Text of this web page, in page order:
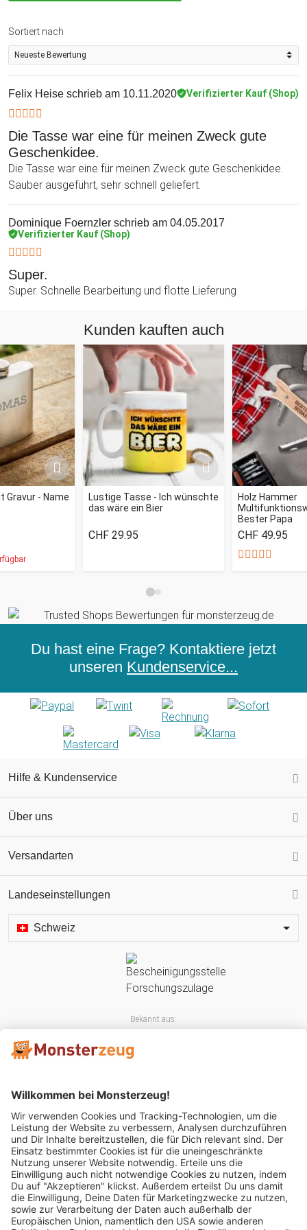
Sortiert nach
Felix Heise schrieb am 10.11.2020 Verifizierter Kauf (Shop)
Die Tasse war eine für meinen Zweck gute
Geschenkidee.
Die Tasse war eine für meinen Zweck gute Geschenkidee.
Sauber ausgeführt, sehr schnell geliefert.
Dominique Foernzler schrieb am 04.05.2017
Verifizierter Kauf (Shop)
Super.
Super. Schnelle Bearbeitung und flotte Lieferung
Kunden kauften auch
Gravur - Name
Lustige Tasse - Ich wünschte
das wäre ein Bier
CHF 29.95
Holz Hammer
Bester Papa
CHF 49.95
Du hast eine Frage? Kontaktiere jetzt
unseren Kundenservice...
Hilfe & Kundenservice
Über uns
Versandarten
Landeseinstellungen
Schweiz
Bekannt aus:
Mitglied im: